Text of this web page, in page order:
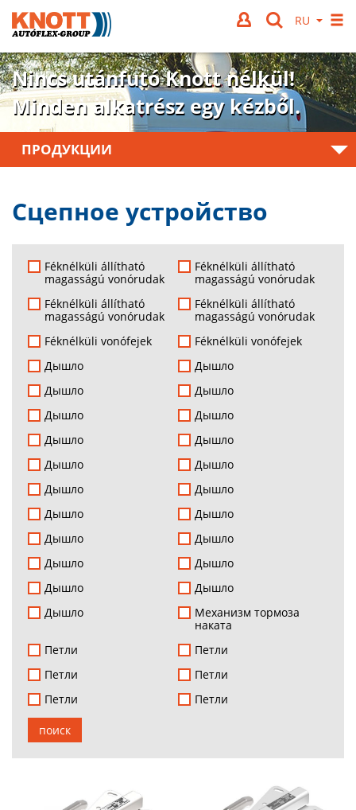
Nincs utánfutó Knott nélkül!
Minden alkatrész egy kézből.
ПРОДУКЦИИ
Сцепное устройство
Féknélküli állítható
magasságú vonórudak
Féknélküli állítható
magasságú vonórudak
Féknélküli állítható
magasságú vonórudak
Féknélküli állítható
magasságú vonórudak
Féknélküli vonófejek
Féknélküli vonófejek
Дышло
Дышло
Дышло
Дышло
Дышло
Дышло
Дышло
Дышло
Дышло
Дышло
Дышло
Дышло
Дышло
Дышло
Дышло
Дышло
Дышло
Дышло
Дышло
Дышло
Дышло
Механизм тормоза
наката
Петли
Петли
Петли
Петли
Петли
Петли
поиск